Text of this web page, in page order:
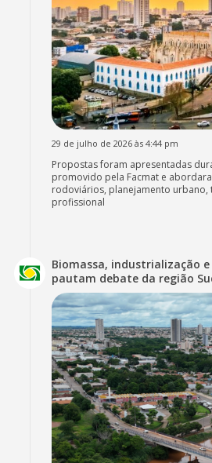
29 de julho de 2026 às 4:44 pm
Propostas foram apresentadas
promovido pela Facmat e
rodoviários, planejamento urbano,
profissional
Biomassa, industrialização
pautam debate da região